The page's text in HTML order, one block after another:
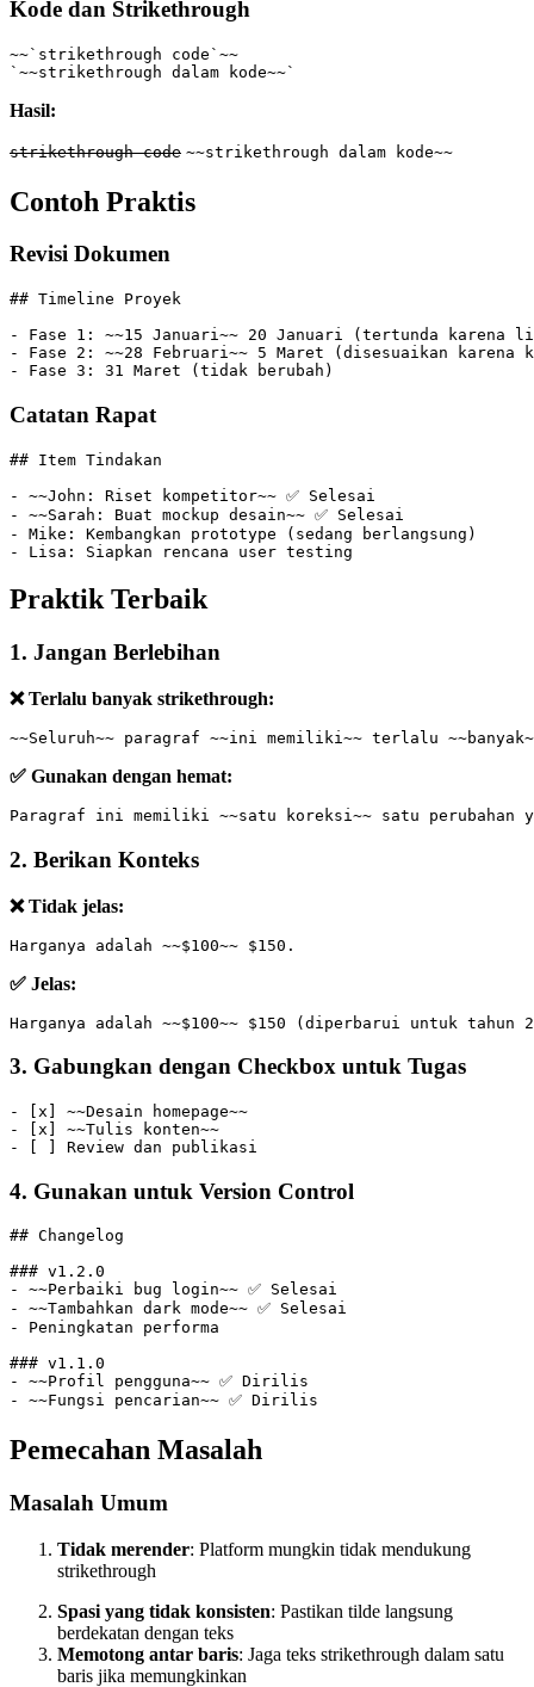
Kode dan Strikethrough
~~`strikethrough code`~~
`~~strikethrough dalam kode~~`
Hasil:
strikethrough code ~~strikethrough dalam kode~~
Contoh Praktis
Revisi Dokumen
## Timeline Proyek
- Fase 1: ~~15 Januari~~ 20 Januari (tertunda karena
- Fase 2: ~~28 Februari~~ 5 Maret (disesuaikan karena
- Fase 3: 31 Maret (tidak berubah)
Catatan Rapat
## Item Tindakan
- ~~John: Riset kompetitor~~ ✅ Selesai
- ~~Sarah: Buat mockup desain~~ ✅ Selesai
- Mike: Kembangkan prototype (sedang berlangsung)
- Lisa: Siapkan rencana user testing
Praktik Terbaik
1. Jangan Berlebihan
❌ Terlalu banyak strikethrough:
~~Seluruh~~ paragraf ~~ini memiliki~~ terlalu
✅ Gunakan dengan hemat:
Paragraf ini memiliki ~~satu koreksi~~ satu perubahan
2. Berikan Konteks
❌ Tidak jelas:
Harganya adalah ~~$100~~ $150.
✅ Jelas:
Harganya adalah ~~$100~~ $150 (diperbarui untuk tahun
3. Gabungkan dengan Checkbox untuk Tugas
- [x] ~~Desain homepage~~
- [x] ~~Tulis konten~~
- [ ] Review dan publikasi
4. Gunakan untuk Version Control
## Changelog
### v1.2.0
- ~~Perbaiki bug login~~ ✅ Selesai
- ~~Tambahkan dark mode~~ ✅ Selesai
- Peningkatan performa
### v1.1.0
- ~~Profil pengguna~~ ✅ Dirilis
- ~~Fungsi pencarian~~ ✅ Dirilis
Pemecahan Masalah
Masalah Umum
Tidak merender: Platform mungkin tidak mendukung
strikethrough
Spasi yang tidak konsisten: Pastikan tilde langsung
berdekatan dengan teks
Memotong antar baris: Jaga teks strikethrough dalam satu
baris jika memungkinkan